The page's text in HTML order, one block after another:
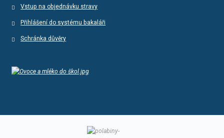
Vstup na objednávku stravy
Přihlášení do systému bakaláři
Schránka důvěry